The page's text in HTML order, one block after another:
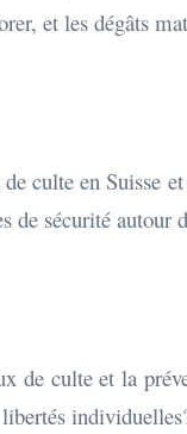
et les dégâts
culte en
de sécurité autour
de culte et la